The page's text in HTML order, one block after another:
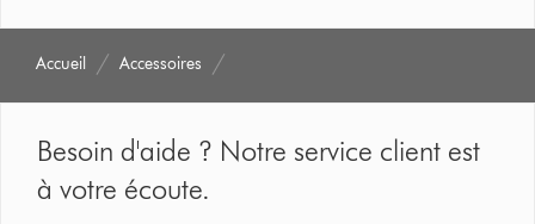
Accueil Accessoires
Besoin d'aide ? Notre service client est
à votre écoute.